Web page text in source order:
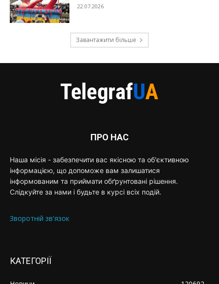
22.07.2026
Завантажити більше
ПРО НАС
Наша місія - забезпечити вас якісною та об'єктивною
інформацією, що допоможе вам залишатися
інформованим та приймати обґрунтовані рішення.
Слідкуйте за нами і будьте в курсі всіх подій.
Зворотній зв'язок
КАТЕГОРІЇ